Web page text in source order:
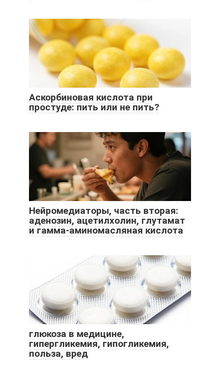
Аскорбиновая кислота при
простуде: пить или не пить?
Нейромедиаторы, часть вторая:
аденозин, ацетилхолин, глутамат
и гамма-аминомасляная кислота
глюкоза в медицине,
гипергликемия, гипогликемия,
польза, вред